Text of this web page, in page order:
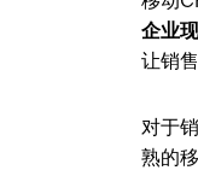
企业
让销
对于
熟的